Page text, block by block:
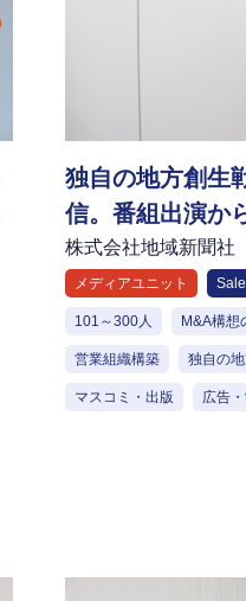
独自の地方創生
信。番組出演か
感の輪
株式会社地域新聞社
メディアユニット
101～300人 M&A構想
営業組織構築 独自の
マスコミ・出版 広告